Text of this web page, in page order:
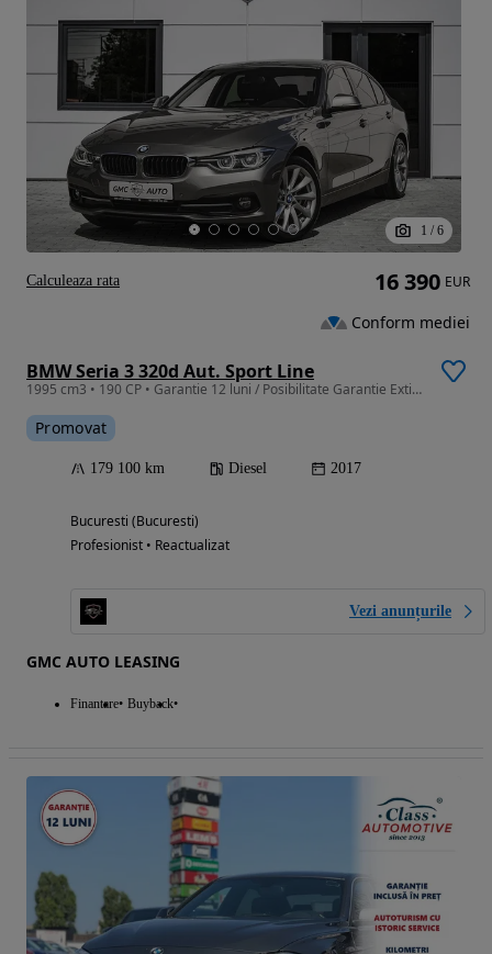
1 / 6
BMW Seria 3 320d Aut. Sport Line
1995 cm3 • 190 CP • Garantie 12 luni / Posibilitate Garantie Extinsa / Rate / Credit Auto
Promovat
179 100 km Diesel 2017
Bucuresti (Bucuresti)
Profesionist • Reactualizat
Vezi anunțurile
GMC AUTO LEASING
Finantare Buyback
16 390 EUR
Conform mediei
Calculeaza rata